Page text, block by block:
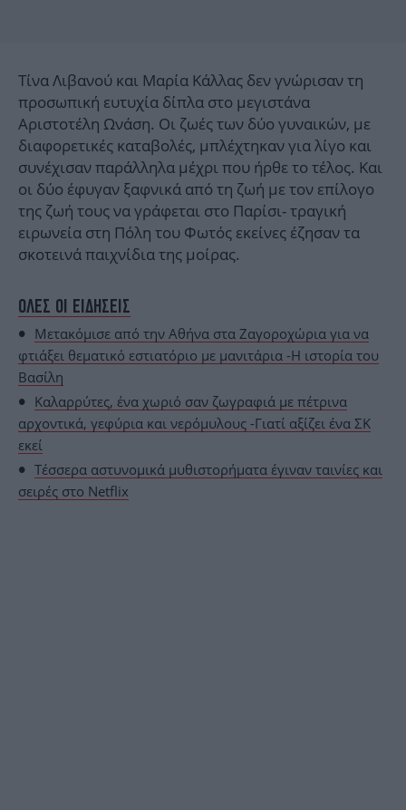
Τίνα Λιβανού και Μαρία Κάλλας δεν γνώρισαν τη
προσωπική ευτυχία δίπλα στο μεγιστάνα
Αριστοτέλη Ωνάση. Οι ζωές των δύο γυναικών, με
διαφορετικές καταβολές, μπλέχτηκαν για λίγο και
συνέχισαν παράλληλα μέχρι που ήρθε το τέλος. Και
οι δύο έφυγαν ξαφνικά από τη ζωή με τον επίλογο
της ζωή τους να γράφεται στο Παρίσι- τραγική
ειρωνεία στη Πόλη του Φωτός εκείνες έζησαν τα
σκοτεινά παιχνίδια της μοίρας.
ΟΛΕΣ ΟΙ ΕΙΔΗΣΕΙΣ
Μετακόμισε από την Αθήνα στα Ζαγοροχώρια για να
φτιάξει θεματικό εστιατόριο με μανιτάρια -Η ιστορία του
Βασίλη
Καλαρρύτες, ένα χωριό σαν ζωγραφιά με πέτρινα
αρχοντικά, γεφύρια και νερόμυλους -Γιατί αξίζει ένα ΣΚ
εκεί
Τέσσερα αστυνομικά μυθιστορήματα έγιναν ταινίες και
σειρές στο Netflix